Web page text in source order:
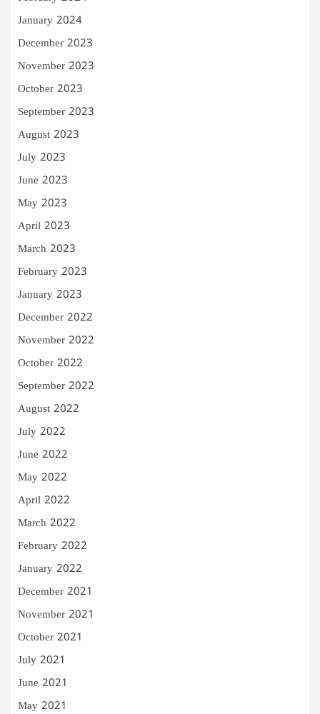
January 2024
December 2023
November 2023
October 2023
September 2023
August 2023
July 2023
June 2023
May 2023
April 2023
March 2023
February 2023
January 2023
December 2022
November 2022
October 2022
September 2022
August 2022
July 2022
June 2022
May 2022
April 2022
March 2022
February 2022
January 2022
December 2021
November 2021
October 2021
July 2021
June 2021
May 2021